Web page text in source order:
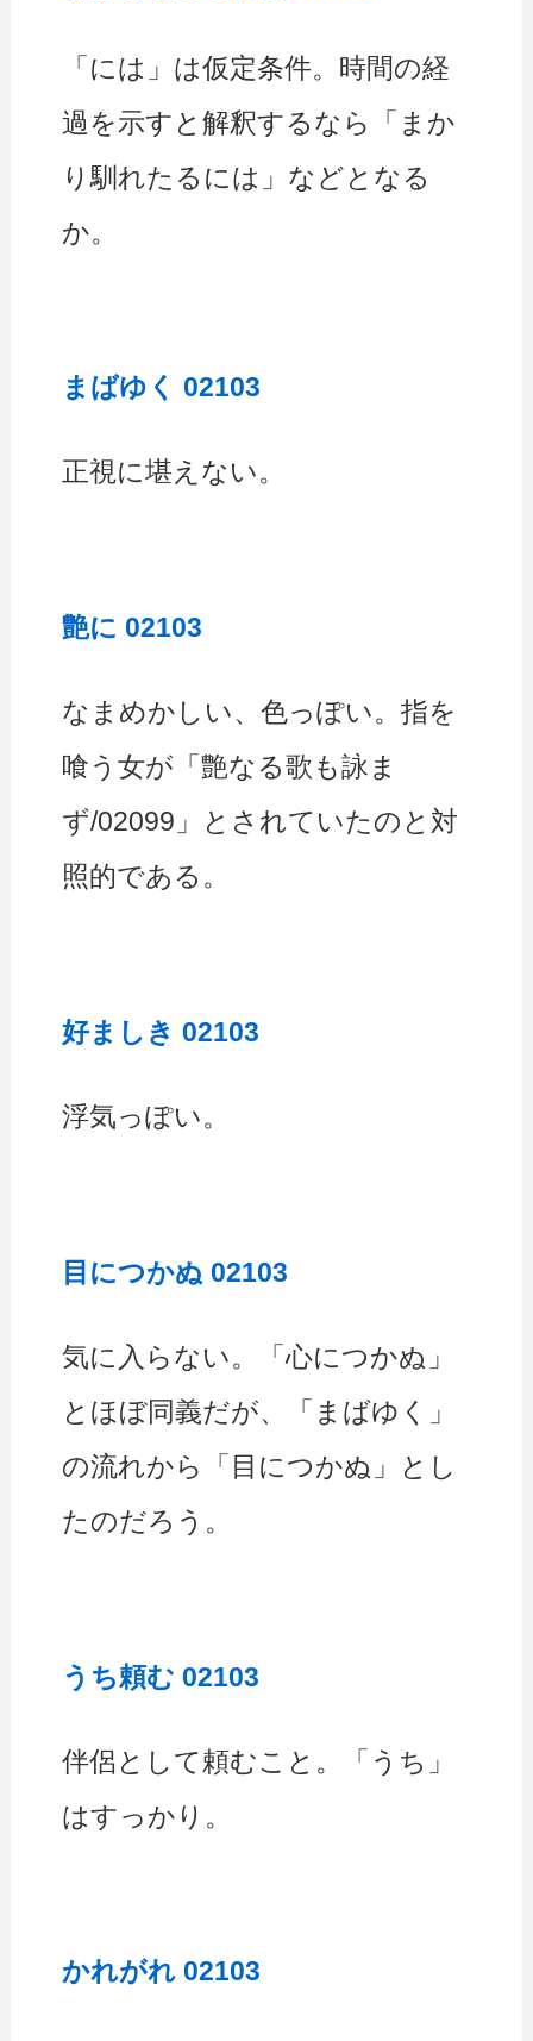
「には」は仮定条件。時間の経
過を示すと解釈するなら「まか
り馴れたるには」などとなる
か。
まばゆく 02103
正視に堪えない。
艶に 02103
なまめかしい、色っぽい。指を
喰う女が「艶なる歌も詠ま
ず/02099」とされていたのと対
照的である。
好ましき 02103
浮気っぽい。
目につかぬ 02103
気に入らない。「心につかぬ」
とほぼ同義だが、「まばゆく」
の流れから「目につかぬ」とし
たのだろう。
うち頼む 02103
伴侶として頼むこと。「うち」
はすっかり。
かれがれ 02103